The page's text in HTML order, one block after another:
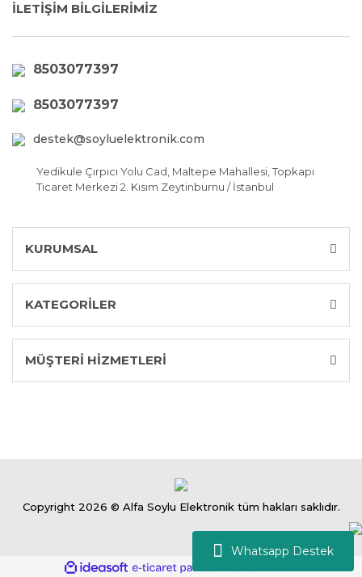
Whatsapp Destek
İLETİŞİM BİLGİLERİMİZ
8503077397
8503077397
destek@soyluelektronik.com
Yedikule Çırpıcı Yolu Cad, Maltepe Mahallesi, Topkapı
Ticaret Merkezi 2. Kısım Zeytinburnu / İstanbul
KURUMSAL
KATEGORİLER
MÜŞTERİ HİZMETLERİ
Copyright 2026 © Alfa Soylu Elektronik tüm hakları saklıdır.
ideasoft